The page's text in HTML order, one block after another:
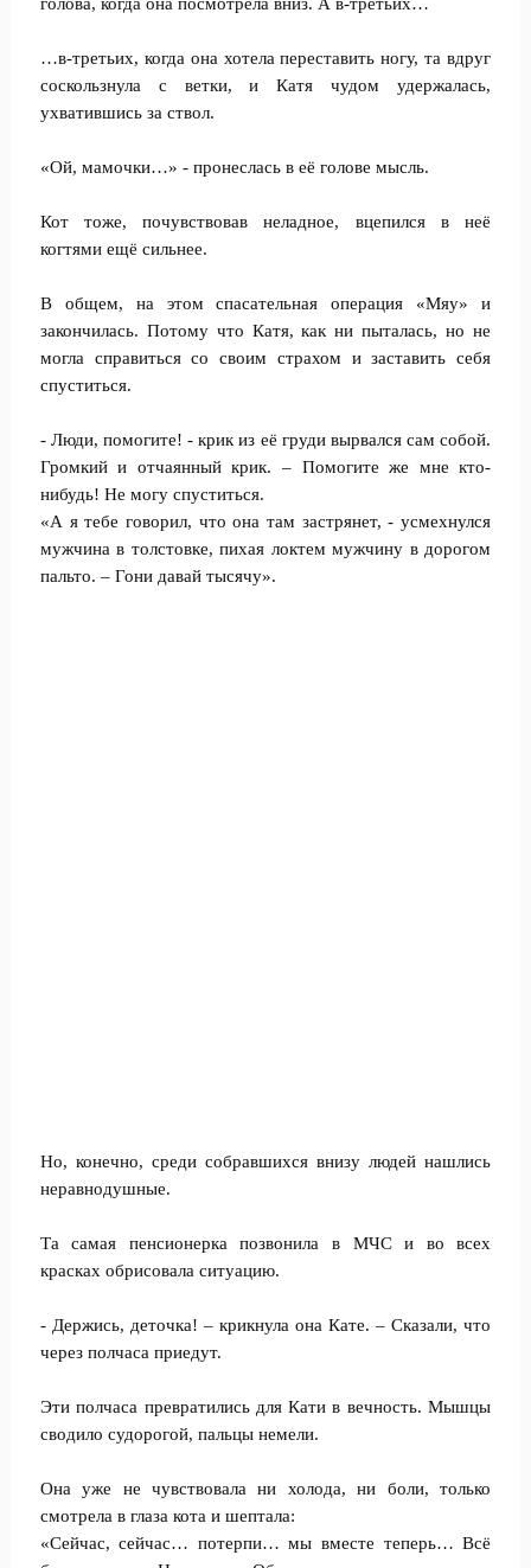
…в-третьих, когда она хотела переставить ногу, та вдруг
соскользнула с ветки, и Катя чудом удержалась,
ухватившись за ствол.
«Ой, мамочки…» - пронеслась в её голове мысль.
Кот тоже, почувствовав неладное, вцепился в неё
когтями ещё сильнее.
В общем, на этом спасательная операция «Мяу» и
закончилась. Потому что Катя, как ни пыталась, но не
могла справиться со своим страхом и заставить себя
спуститься.
- Люди, помогите! - крик из её груди вырвался сам собой.
Громкий и отчаянный крик. – Помогите же мне кто-
нибудь! Не могу спуститься.
«А я тебе говорил, что она там застрянет, - усмехнулся
мужчина в толстовке, пихая локтем мужчину в дорогом
пальто. – Гони давай тысячу».
Но, конечно, среди собравшихся внизу людей нашлись
неравнодушные.
Та самая пенсионерка позвонила в МЧС и во всех
красках обрисовала ситуацию.
- Держись, деточка! – крикнула она Кате. – Сказали, что
через полчаса приедут.
Эти полчаса превратились для Кати в вечность. Мышцы
сводило судорогой, пальцы немели.
Она уже не чувствовала ни холода, ни боли, только
смотрела в глаза кота и шептала:
«Сейчас, сейчас… потерпи… мы вместе теперь… Всё